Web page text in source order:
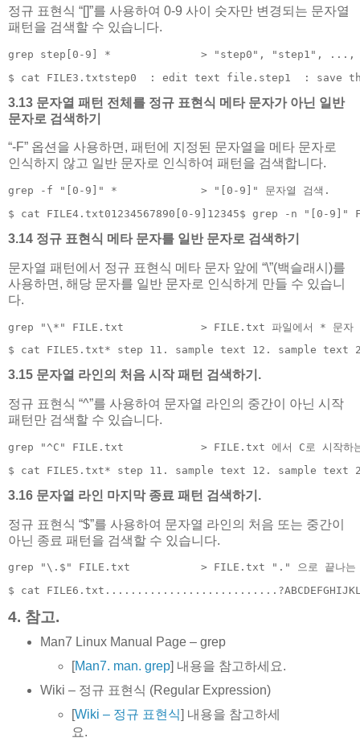
정규 표현식 “[]”를 사용하여 0-9 사이 숫자만 변경되는 문자열
패턴을 검색할 수 있습니다.
grep step[0-9] *              > "step0", "step1", ...,
$ cat FILE3.txtstep0  : edit text file.step1  : save
3.13 문자열 패턴 전체를 정규 표현식 메타 문자가 아닌 일반
문자로 검색하기
“-F” 옵션을 사용하면, 패턴에 지정된 문자열을 메타 문자로
인식하지 않고 일반 문자로 인식하여 패턴을 검색합니다.
grep -f "[0-9]" *             > "[0-9]" 문자열 검색.
$ cat FILE4.txt01234567890[0-9]12345$ grep -n "[0-9]"
3.14 정규 표현식 메타 문자를 일반 문자로 검색하기
문자열 패턴에서 정규 표현식 메타 문자 앞에 “\”(백슬래시)를
사용하면, 해당 문자를 일반 문자로 인식하게 만들 수 있습니
다.
grep "\*" FILE.txt            > FILE.txt 파일에서 * 문자
$ cat FILE5.txt* step 11. sample text 12. sample text
3.15 문자열 라인의 처음 시작 패턴 검색하기.
정규 표현식 “^”를 사용하여 문자열 라인의 중간이 아닌 시작
패턴만 검색할 수 있습니다.
grep "^C" FILE.txt            > FILE.txt 에서 C로 시작하
$ cat FILE5.txt* step 11. sample text 12. sample text
3.16 문자열 라인 마지막 종료 패턴 검색하기.
정규 표현식 “$”를 사용하여 문자열 라인의 처음 또는 중간이
아닌 종료 패턴을 검색할 수 있습니다.
grep "\.$" FILE.txt           > FILE.txt "." 으로 끝나는
$ cat
4. 참고.
Man7 Linux Manual Page – grep
[Man7. man. grep] 내용을 참고하세요.
Wiki – 정규 표현식 (Regular Expression)
[Wiki – 정규 표현식] 내용을 참고하세
요.